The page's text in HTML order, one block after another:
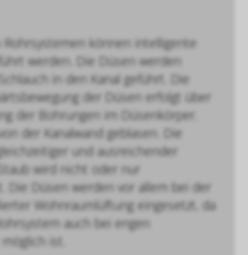
Rohrsystemen können intelligente
werden. Die Düsen werden
in den Kanal geführt. Die
der Düsen erfolgt über
der Bohrungen im Düsenkörper.
der Kanalwand geblasen. Die
und ausreichender
wird nicht oder nur
Die Düsen werden vor allem bei der
Wohnraumlüftung eingesetzt, da
auch bei engen
ist.